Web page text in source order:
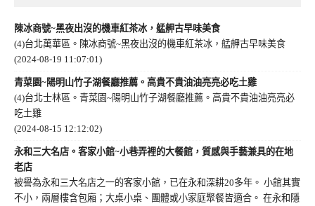
陳冰商號~黑夜出沒的機車紅茶冰，艋舺古早味美食
(4)台北萬華區。陳冰商號~黑夜出沒的機車紅茶冰，艋舺古早味美食
(2024-08-19 11:07:01)
青菜園~陽明山竹子湖餐廳推薦。高貴不貴油油亮亮必吃土雞
(4)台北士林區。青菜園~陽明山竹子湖餐廳推薦。高貴不貴油油亮亮必
吃土雞
(2024-08-15 12:12:02)
永和三大名店。客家小館~小巷弄裡的大餐館，質感與手藝兼具的在地
老店
被譽為永和三大名店之一的客家小館，已在永和深耕20多年。 小館其實
不小，兩層樓含包廂；大桌小桌、團體或小家庭聚餐皆適合。 在永和隱